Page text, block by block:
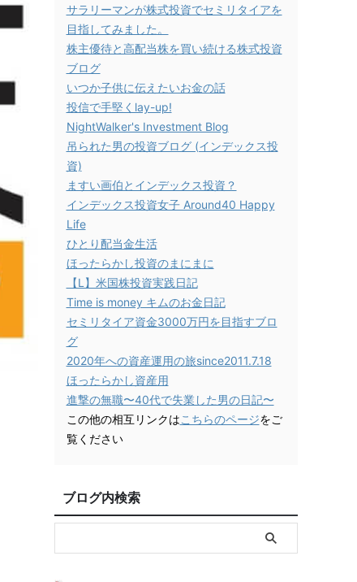
サラリーマンが株式投資でセミリタイアを
目指してみました。
株主優待と高配当株を買い続ける株式投資
ブログ
いつか子供に伝えたいお金の話
投信で手堅くlay-up!
NightWalker's Investment Blog
吊られた男の投資ブログ (インデックス投
資)
ますい画伯とインデックス投資？
インデックス投資女子 Around40 Happy
Life
ひとり配当金生活
ほったらかし投資のまにまに
【L】米国株投資実践日記
Time is money キムのお金日記
セミリタイア資金3000万円を目指すブロ
グ
2020年への資産運用の旅since2011.7.18
ほったらかし資産用
進撃の無職〜40代で失業した男の日記〜
この他の相互リンクはこちらのページをご
覧ください
ブログ内検索